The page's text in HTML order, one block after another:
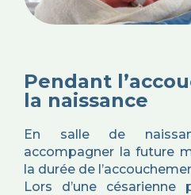
Pendant
la naissance
En salle de
accompagner la future
la durée de
Lors d’une césarienne